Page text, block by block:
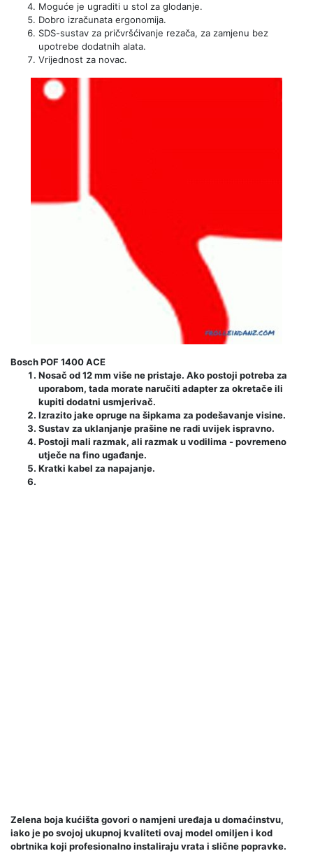
Moguće je ugraditi u stol za glodanje.
Dobro izračunata ergonomija.
SDS-sustav za pričvršćivanje rezača, za zamjenu bez
upotrebe dodatnih alata.
Vrijednost za novac.
Bosch POF 1400 ACE
Nosač od 12 mm više ne pristaje. Ako postoji potreba za
uporabom, tada morate naručiti adapter za okretače ili
kupiti dodatni usmjerivač.
Izrazito jake opruge na šipkama za podešavanje visine.
Sustav za uklanjanje prašine ne radi uvijek ispravno.
Postoji mali razmak, ali razmak u vodilima - povremeno
utječe na fino ugađanje.
Kratki kabel za napajanje.
Zelena boja kućišta govori o namjeni uređaja u domaćinstvu,
iako je po svojoj ukupnoj kvaliteti ovaj model omiljen i kod
obrtnika koji profesionalno instaliraju vrata i slične popravke.